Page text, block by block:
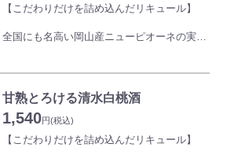
【こだわりだけを詰め込んだリキュール】
全国にも名高い岡山産ニューピオーネの実と
す。無濾過ですので混濁し沈殿物があります
が、品質に問題ございません。
甘熟とろける清水白桃酒
1,540円(税込)
【こだわりだけを詰め込んだリキュール】